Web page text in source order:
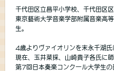
千代田区立昌平小学校、千代田区
東京藝術大学音楽学部附属音楽高
生。
4歳よりヴァイオリンを末永千湖氏
現在、玉井菜採、山崎貴子各氏に師
第7回日本奏楽コンクール大学生の